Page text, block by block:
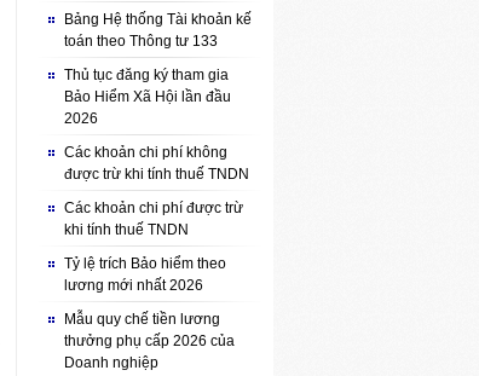
Bảng Hệ thống Tài khoản kế
toán theo Thông tư 133
Thủ tục đăng ký tham gia
Bảo Hiểm Xã Hội lần đầu
2026
Các khoản chi phí không
được trừ khi tính thuế TNDN
Các khoản chi phí được trừ
khi tính thuế TNDN
Tỷ lệ trích Bảo hiểm theo
lương mới nhất 2026
Mẫu quy chế tiền lương
thưởng phụ cấp 2026 của
Doanh nghiệp